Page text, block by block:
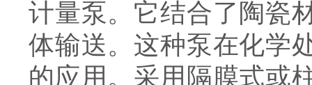
计量泵。它结合了陶瓷
体输送。这种泵在化学
的应用。采用隔膜式或